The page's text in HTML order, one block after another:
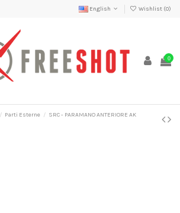
English Wishlist (0)
0
Parti Esterne
SRC - PARAMANO ANTERIORE AK